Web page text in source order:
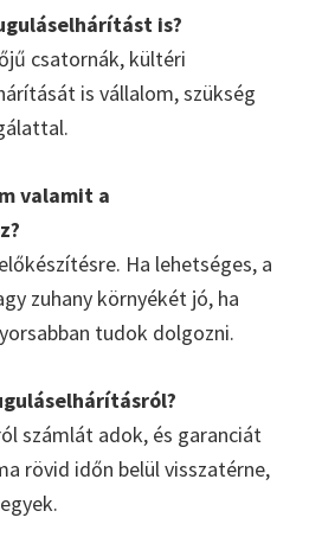
is?
csatornák, kültéri
is vállalom, szükség
valamit a
Ha lehetséges, a
zuhany környékét jó, ha
tudok dolgozni.
számlát adok, és garanciát
rövid időn belül visszatérne,